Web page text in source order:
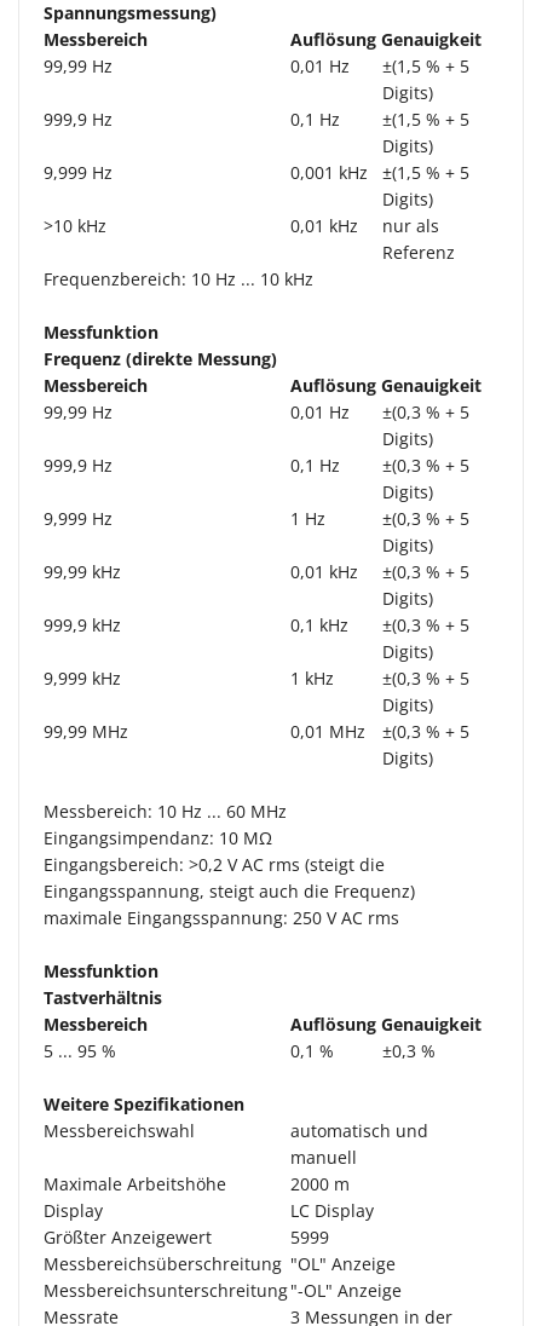
Spannungsmessung)
Messbereich
Auflösung Genauigkeit
99,99 Hz
0,01 Hz
±(1,5 % + 5
Digits)
999,9 Hz
0,1 Hz
±(1,5 % + 5
Digits)
9,999 Hz
0,001 kHz
±(1,5 % + 5
Digits)
>10 kHz
0,01 kHz
nur als
Referenz
Frequenzbereich: 10 Hz ... 10 kHz
Messfunktion
Frequenz (direkte Messung)
Messbereich
Auflösung Genauigkeit
99,99 Hz
0,01 Hz
±(0,3 % + 5
Digits)
999,9 Hz
0,1 Hz
±(0,3 % + 5
Digits)
9,999 Hz
1 Hz
±(0,3 % + 5
Digits)
99,99 kHz
0,01 kHz
±(0,3 % + 5
Digits)
999,9 kHz
0,1 kHz
±(0,3 % + 5
Digits)
9,999 kHz
1 kHz
±(0,3 % + 5
Digits)
99,99 MHz
0,01 MHz
±(0,3 % + 5
Digits)
Messbereich: 10 Hz ... 60 MHz
Eingangsimpendanz: 10 MΩ
Eingangsbereich: >0,2 V AC rms (steigt die
Eingangsspannung, steigt auch die Frequenz)
maximale Eingangsspannung: 250 V AC rms
Messfunktion
Tastverhältnis
Messbereich
Auflösung Genauigkeit
5 ... 95 %
0,1 % ±0,3 %
Weitere Spezifikationen
Messbereichswahl
automatisch und
manuell
Maximale Arbeitshöhe
2000 m
Display
LC Display
Größter Anzeigewert
5999
Messbereichsüberschreitung "OL" Anzeige
Messbereichsunterschreitung"-OL" Anzeige
Messrate
3 Messungen in der